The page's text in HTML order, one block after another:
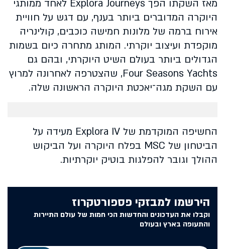
מאז השקתו הפך Explora Journeys לאחד ממותגי
היוקרה המדוברים ביותר בענף, עם דגש על חוויית
אירוח ברמה של מלונות חמישה כוכבים, קולינריה
מוקפדת ועיצוב יוקרתי. המותג מתחרה כיום בשמות
הגדולים ביותר בעולם השיט היוקרתי, ובהם גם
Four Seasons Yachts, שהצטרפה לאחרונה למרוץ
עם השקת מגה־יאכטת היוקרה הראשונה שלה.
החשיפה המוקדמת של Explora IV מעידה על
הביטחון של MSC בפלח היוקרה ועל הביקוש
ההולך וגובר להפלגות בוטיק יוקרתיות.
הירשמו למבזקי פספורטקרוז
וקבלו את העדכונים והחדשות הכי חמות של עולם התיירות
והתעופה בארץ ובעולם